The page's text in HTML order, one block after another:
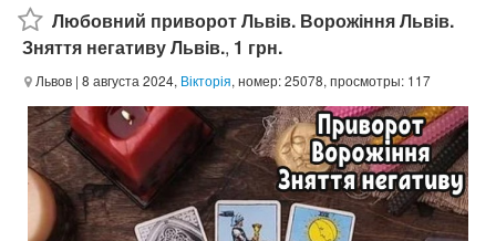
Любовний приворот Львів. Ворожіння Львів.
Зняття негативу Львів., 1 грн.
Львов | 8 августа 2024, Вікторія, номер: 25078, просмотры: 117